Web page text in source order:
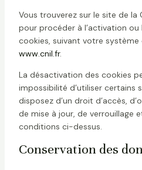
Vous trouverez sur le site de la
pour procéder à l’activation
cookies, suivant votre système
www.cnil.fr.
La désactivation des cookies
impossibilité d’utiliser certains
disposez d’un droit d’accès,
de mise à jour, de verrouillage
conditions ci-dessus.
Conservation des